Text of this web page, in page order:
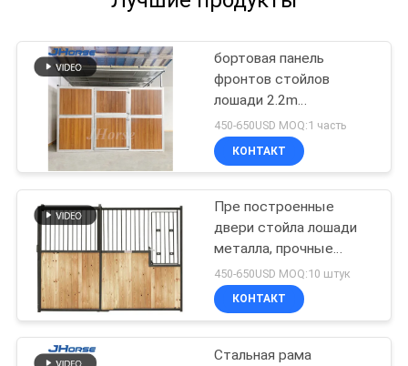
бортовая панель
фронтов стойлов
лошади 2.2m
полуфабрикат
разделяет рассекатели
10ft 12ft
450-650USD MOQ:1 часть
КОНТАКТ
Пре построенные
двери стойла лошади
металла, прочные
конноспортивные
фронты стойла амбара
лошади
450-650USD MOQ:10 штук
КОНТАКТ
Стальная рама